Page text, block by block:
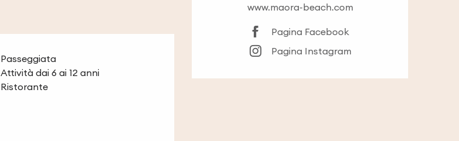
www.maora-beach.com
Pagina Facebook
Pagina Instagram
Passeggiata
Attività dai 6 ai 12 anni
Ristorante